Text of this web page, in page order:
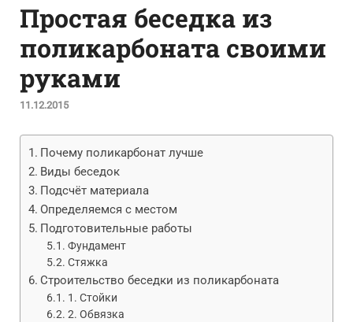
Простая беседка из
поликарбоната своими
руками
11.12.2015
Почему поликарбонат лучше
Виды беседок
Подсчёт материала
Определяемся с местом
Подготовительные работы
Фундамент
Стяжка
Строительство беседки из поликарбоната
1. Стойки
2. Обвязка